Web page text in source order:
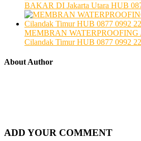
BAKAR DI Jakarta Utara HUB
MEMBRAN
Cilandak Timur HUB 0877 0992
About Author
ADD YOUR COMMENT